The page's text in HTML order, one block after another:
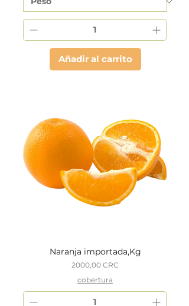
Añadir al carrito
Naranja importada,Kg
Precio
2000,00 CRC
cobertura